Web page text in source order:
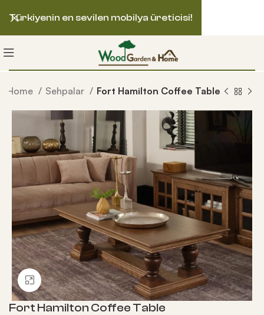
Home Sehpalar Fort Hamilton Coffee Table
Büyütmek için tıklayın
Fort Hamilton Coffee Table
Türkiyenin en sevilen mobilya üreticisi!